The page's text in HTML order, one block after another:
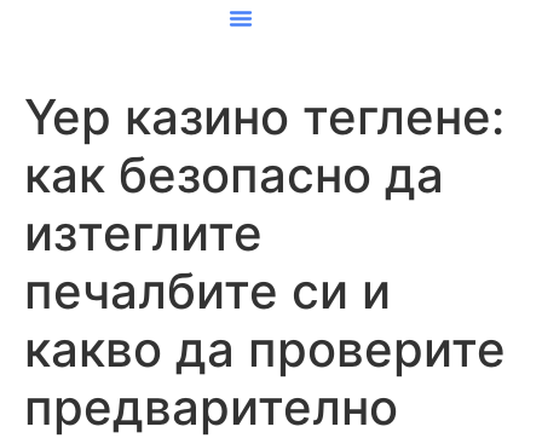
Yep казино теглене:
как безопасно да
изтеглите
печалбите си и
какво да проверите
предварително